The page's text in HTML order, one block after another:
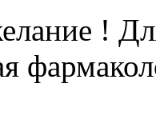
!